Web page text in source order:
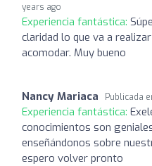
years ago
Experiencia fantástica:
claridad lo que va a
acomodar. Muy bueno
Nancy Mariaca Publicada
Experiencia fantástica:
conocimientos son
enseñándonos sobre
espero volver pronto